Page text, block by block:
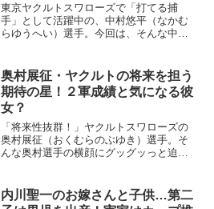
東京ヤクルトスワローズで「打てる捕
手」として活躍中の、中村悠平（なかむ
らゆうへい）選手。今回は、そんな中村
澤まさみさん似（本人がインタビュー時
にお話していた…）の美人...
奥村展征・ヤクルトの将来を担う
期待の星！２軍成績と気になる彼
女？
「将来性抜群！」ヤクルトスワローズの
奥村展征（おくむらのぶゆき）選手。そ
んな奥村選手の横顔にグッグッっと迫り
位で巨人に入団しました。しかし、２０
１５年の年初、ヤクルト...
内川聖一のお嫁さんと子供…第二